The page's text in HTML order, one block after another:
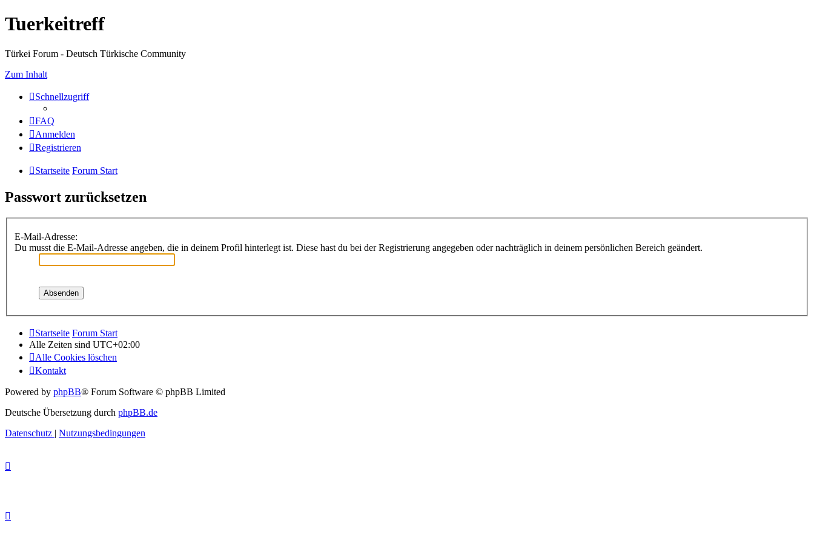
Tuerkeitreff
Türkei Forum - Deutsch Türkische Community
Zum Inhalt
Schnellzugriff
FAQ
Anmelden
Registrieren
Startseite Forum Start
Passwort zurücksetzen
E-Mail-Adresse:
Du musst die E-Mail-Adresse angeben, die in deinem Profil hinterlegt ist. Diese hast du bei der Registrierung angegeben oder nachträglich in deinem persönlichen Bereich geändert.
Startseite Forum Start
Alle Zeiten sind UTC+02:00
Alle Cookies löschen
Kontakt
Powered by phpBB® Forum Software © phpBB Limited
Deutsche Übersetzung durch phpBB.de
Datenschutz | Nutzungsbedingungen